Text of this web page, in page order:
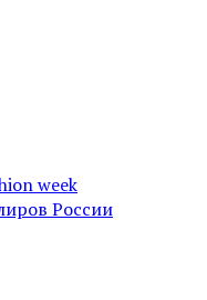
week
России